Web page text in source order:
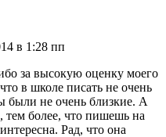
в 1:28 пп
за высокую оценку моего
в школе писать не очень
были не очень близкие. А
тем более, что пишешь на
Рад, что она